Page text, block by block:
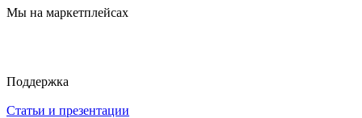
Мы на маркетплейсах
Поддержка
Статьи и презентации